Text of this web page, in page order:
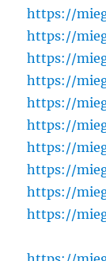
https://
https://
https://
https://
https://
https://
https://
https://
https://
https://